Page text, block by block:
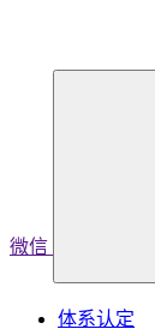
微信
体系认定